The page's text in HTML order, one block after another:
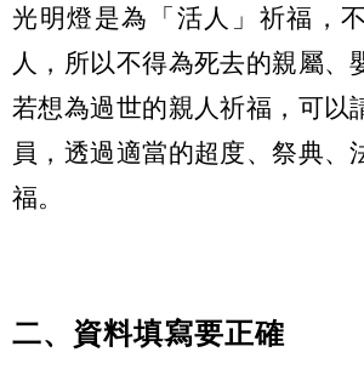
光明燈是為「活人」祈福，
人，所以不得為死去的親屬、
若想為過世的親人祈福，可以
員，透過適當的超度、祭典、
福。
二、資料填寫要正確